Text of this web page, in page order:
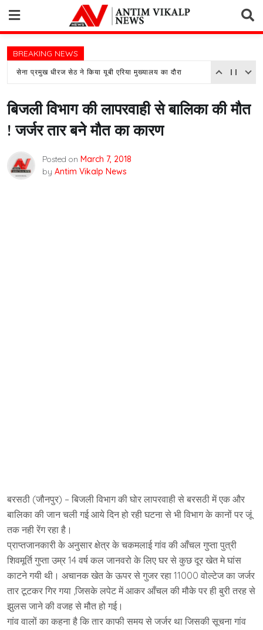
content
BREAKING NEWS
सेना प्रमुख धीरज सेठ ने किया यूबी एरिया मुख्यालय का दौरा
बिजली विभाग की लापरवाही से बालिका की मौत
! जर्जर तार बने मौत का कारण
Posted on March 7, 2018
by Antim Vikalp News
बरसठी (जौनपुर) – बिजली विभाग की घोर लापरवाही से बरसठी में एक और
बालिका की जान चली गई आये दिन हो रही घटना से भी विभाग के कानों पर जूं
तक नही रेंग रहा है।
प्राप्तजानकारी के अनुसार क्षेत्र के चकमलाई गांव की आँचल गुप्ता पुत्री
शिवमूर्ति गुप्ता उम्र 14 वर्ष कल जानवरो के लिए घर से कुछ दूर खेत मे घांस
काटने गयी थी। अचानक खेत के ऊपर से गुजर रहा 11000 वोल्टेज का जर्जर
तार टूटकर गिर गया ,जिसके लपेट में आकर आँचल की मौके पर ही बुरी तरह से
झुलस जाने की वजह से मौत हो गई।
गांव वालों का कहना है कि तार काफी समय से जर्जर था जिसकी सूचना गांव